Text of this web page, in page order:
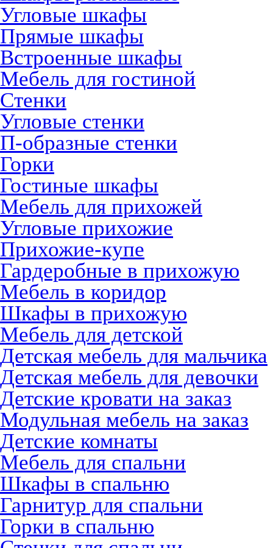
Угловые шкафы
Прямые шкафы
Встроенные шкафы
Мебель для гостиной
Стенки
Угловые стенки
П-образные стенки
Горки
Гостиные шкафы
Мебель для прихожей
Угловые прихожие
Прихожие-купе
Гардеробные в прихожую
Мебель в коридор
Шкафы в прихожую
Мебель для детской
Детская мебель для мальчика
Детская мебель для девочки
Детские кровати на заказ
Модульная мебель на заказ
Детские комнаты
Мебель для спальни
Шкафы в спальню
Гарнитур для спальни
Горки в спальню